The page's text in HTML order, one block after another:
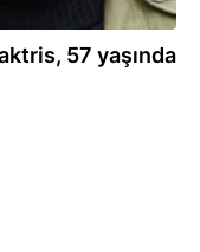
57 yaşında